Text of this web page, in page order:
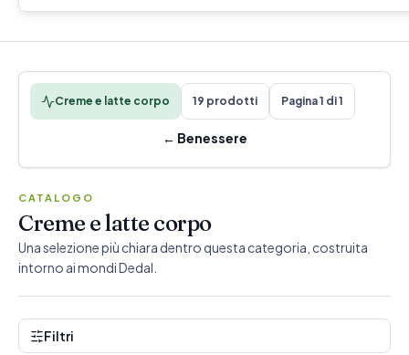
Creme e latte corpo 19 prodotti Pagina 1 di 1
← Benessere
CATALOGO
Creme e latte corpo
Una selezione più chiara dentro questa categoria, costruita
intorno ai mondi Dedal.
Filtri